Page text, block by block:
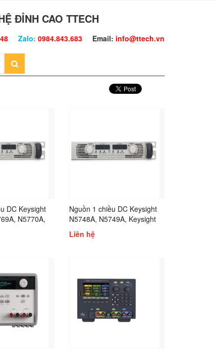
ĐỈNH CAO TTECH
Zalo: 0984.843.683 Email: info@ttech.vn
DC Keysight
N5770A,
N5772A,
N8732A,
Nguồn 1 chiều DC Keysight
N5748A, N5749A, Keysight
N5750A, N5751A, Keysight
N5752A , N5761A, Keysight
Liên hệ